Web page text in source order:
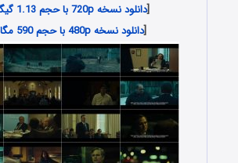
[دانلود نسخه 720p با حجم 1.13 گیگابایت
[دانلود نسخه 480p با حجم 590 مگابایت